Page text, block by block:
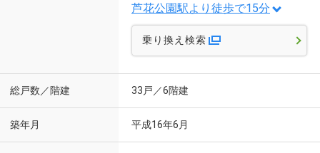
芦花公園駅より徒歩で15分
乗り換え検索
総戸数／階建 33戸／6階建
築年月 平成16年6月